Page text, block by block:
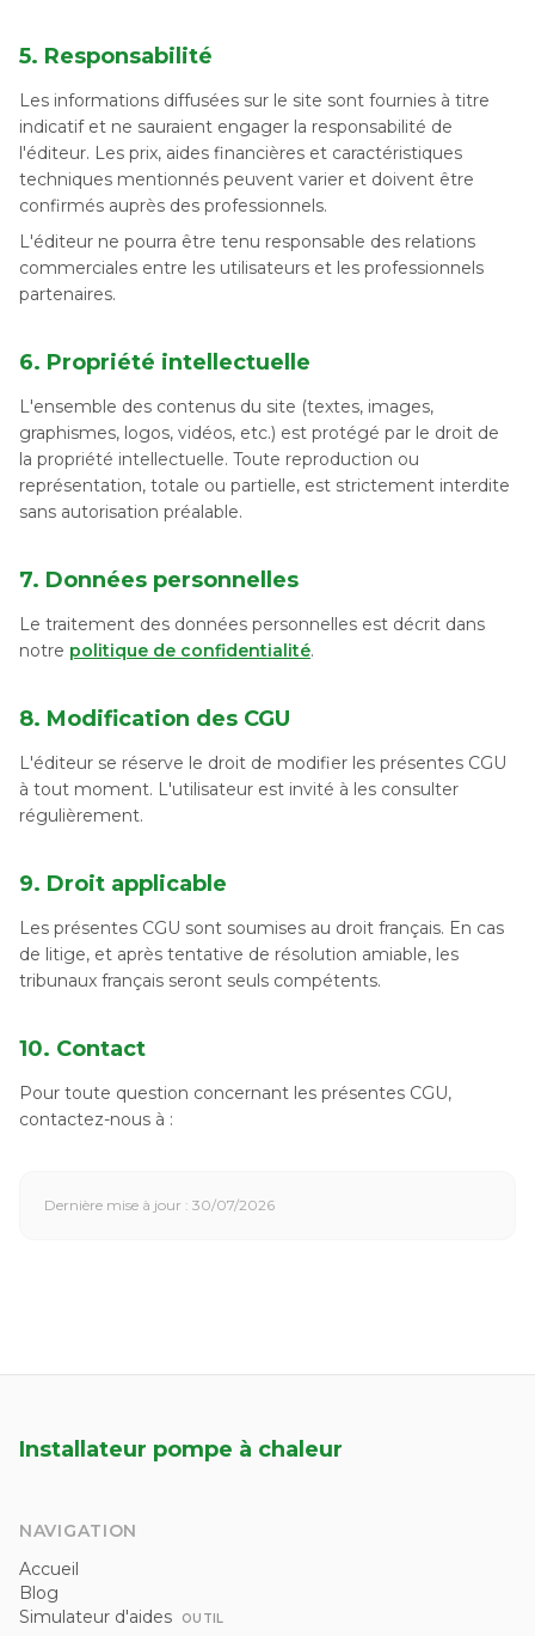
5. Responsabilité
Les informations diffusées sur le site sont fournies à titre
indicatif et ne sauraient engager la responsabilité de
l'éditeur. Les prix, aides financières et caractéristiques
techniques mentionnés peuvent varier et doivent être
confirmés auprès des professionnels.
L'éditeur ne pourra être tenu responsable des relations
commerciales entre les utilisateurs et les professionnels
partenaires.
6. Propriété intellectuelle
L'ensemble des contenus du site (textes, images,
graphismes, logos, vidéos, etc.) est protégé par le droit de
la propriété intellectuelle. Toute reproduction ou
représentation, totale ou partielle, est strictement interdite
sans autorisation préalable.
7. Données personnelles
Le traitement des données personnelles est décrit dans
notre politique de confidentialité.
8. Modification des CGU
L'éditeur se réserve le droit de modifier les présentes CGU
à tout moment. L'utilisateur est invité à les consulter
régulièrement.
9. Droit applicable
Les présentes CGU sont soumises au droit français. En cas
de litige, et après tentative de résolution amiable, les
tribunaux français seront seuls compétents.
10. Contact
Pour toute question concernant les présentes CGU,
contactez-nous à :
Dernière mise à jour : 30/07/2026
Installateur pompe à chaleur
NAVIGATION
Accueil
Blog
Simulateur d'aides
OUTIL